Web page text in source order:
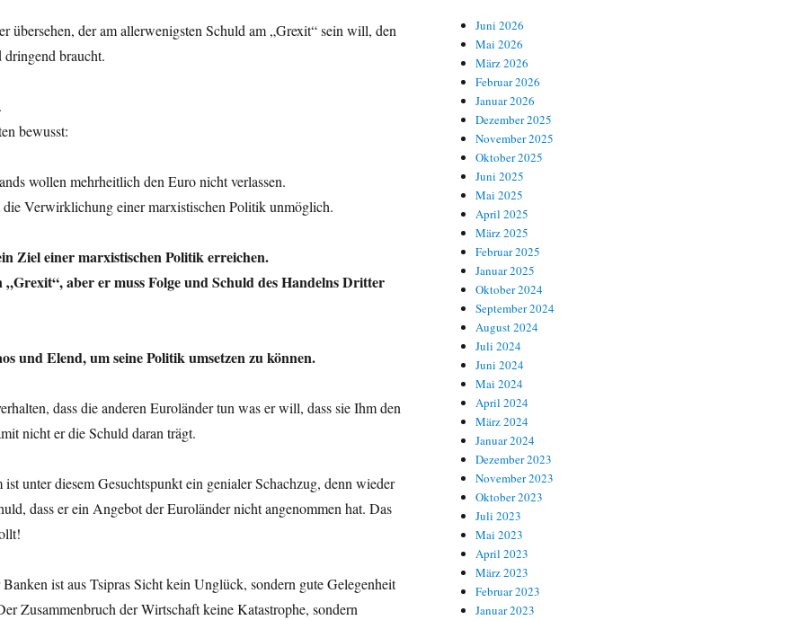
übersehen, der am allerwenigsten Schuld am „Grexit“ sein will, den
braucht.
bewusst:
wollen mehrheitlich den Euro nicht verlassen.
die Verwirklichung einer marxistischen Politik unmöglich.
Ziel einer marxistischen Politik erreichen.
aber er muss Folge und Schuld des Handelns Dritter
und Elend, um seine Politik umsetzen zu können.
dass die anderen Euroländer tun was er will, dass sie Ihm den
nicht er die Schuld daran trägt.
unter diesem Gesuchtspunkt ein genialer Schachzug, denn wieder
dass er ein Angebot der Euroländer nicht angenommen hat. Das
ist aus Tsipras Sicht kein Unglück, sondern gute Gelegenheit
Zusammenbruch der Wirtschaft keine Katastrophe, sondern
Juni 2026
Mai 2026
März 2026
Februar 2026
Januar 2026
Dezember 2025
November 2025
Oktober 2025
Juni 2025
Mai 2025
April 2025
März 2025
Februar 2025
Januar 2025
Oktober 2024
September 2024
August 2024
Juli 2024
Juni 2024
Mai 2024
April 2024
März 2024
Januar 2024
Dezember 2023
November 2023
Oktober 2023
Juli 2023
Mai 2023
April 2023
März 2023
Februar 2023
Januar 2023